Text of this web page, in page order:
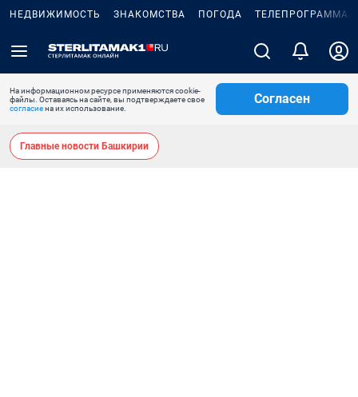
НЕДВИЖИМОСТЬ ЗНАКОМСТВА ПОГОДА ТЕЛЕПРОГРАММА
На информационном ресурсе применяются cookie-
файлы. Оставаясь на сайте, вы подтверждаете свое
согласиена их использование.
Согласен
Главные новости Башкирии